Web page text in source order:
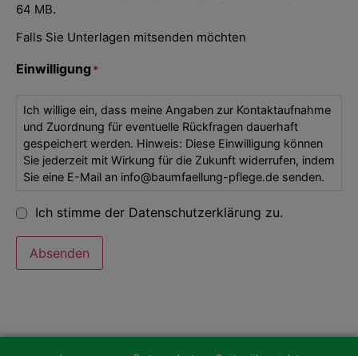
64 MB.
Falls Sie Unterlagen mitsenden möchten
Einwilligung *
Ich willige ein, dass meine Angaben zur Kontaktaufnahme
und Zuordnung für eventuelle Rückfragen dauerhaft
gespeichert werden. Hinweis: Diese Einwilligung können
Sie jederzeit mit Wirkung für die Zukunft widerrufen, indem
Sie eine E-Mail an info@baumfaellung-pflege.de senden.
Ich stimme der Datenschutzerklärung zu.
Absenden